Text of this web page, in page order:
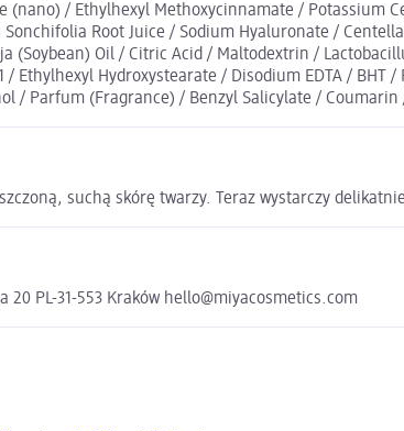
/ Ethylhexyl Methoxycinnamate / Potassium
Root Juice / Sodium Hyaluronate /
(Soybean) Oil / Citric Acid / Maltodextrin /
/ Ethylhexyl Hydroxystearate / Disodium EDTA /
/ Parfum (Fragrance) / Benzyl Salicylate /
suchą skórę twarzy. Teraz wystarczy
PL-31-553 Kraków hello@miyacosmetics.com